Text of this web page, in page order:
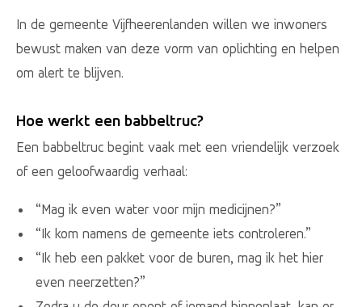
In de gemeente Vijfheerenlanden willen we inwoners
bewust maken van deze vorm van oplichting en helpen
om alert te blijven.
Hoe werkt een babbeltruc?
Een babbeltruc begint vaak met een vriendelijk verzoek
of een geloofwaardig verhaal:
“Mag ik even water voor mijn medicijnen?”
“Ik kom namens de gemeente iets controleren.”
“Ik heb een pakket voor de buren, mag ik het hier
even neerzetten?”